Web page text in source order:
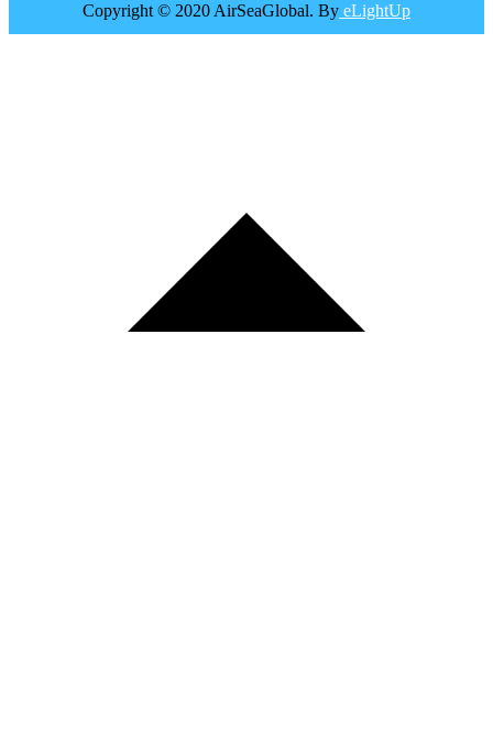
Copyright © 2020 AirSeaGlobal. By eLightUp